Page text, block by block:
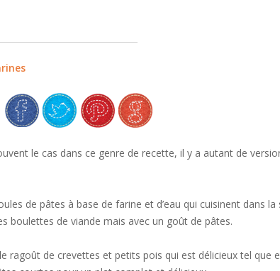
le cas dans ce genre de recette, il y a autant de
de pâtes à base de farine et d’eau qui cuisinent dans
boulettes de viande mais avec un goût de pâtes.
ragoût de crevettes et petits pois qui est délicieux tel